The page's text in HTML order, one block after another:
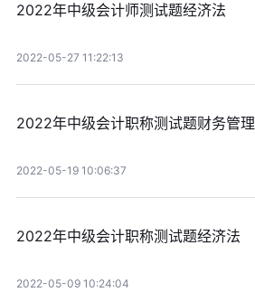
2022年中级会计师测试题经济法
2022-05-27 11:22:13
2022年中级会计职称测试题财务管理
2022-05-19 10:06:37
2022年中级会计职称测试题经济法
2022-05-09 10:24:04